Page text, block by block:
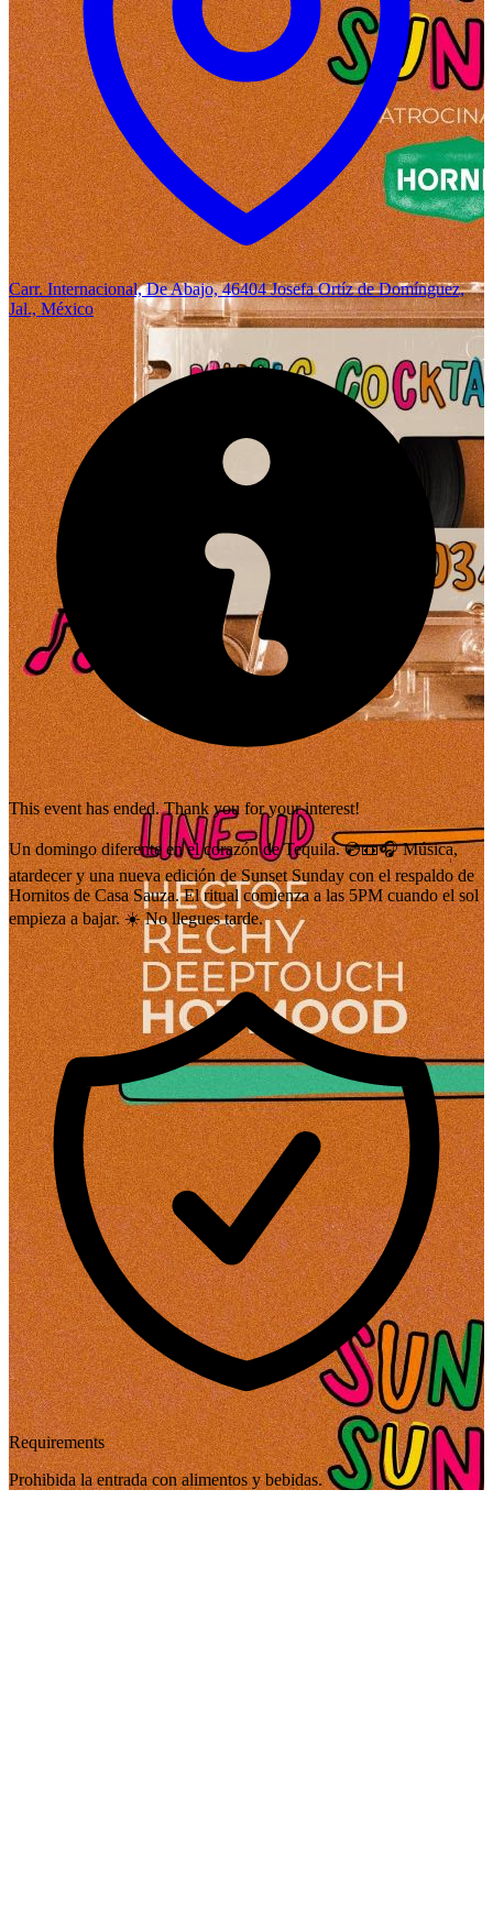
Carr. Internacional, De Abajo, 46404 Josefa Ortíz de Domínguez,
Jal., México
This event has ended. Thank you for your interest!
Un domingo diferente en el corazón de Tequila. 💿📼🎧 Música,
atardecer y una nueva edición de Sunset Sunday con el respaldo de
Hornitos de Casa Sauza. El ritual comienza a las 5PM cuando el sol
empieza a bajar. ☀️ No llegues tarde.
Requirements
Prohibida la entrada con alimentos y bebidas.